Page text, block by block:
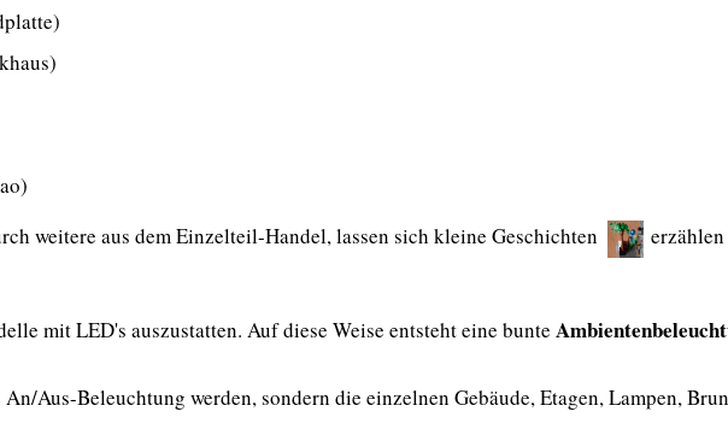
weitere aus dem Einzelteil-Handel, lassen sich kleine Geschichten
mit LED's auszustatten. Auf diese Weise entsteht eine bunte
Aus-Beleuchtung werden, sondern die einzelnen Gebäude, Etagen, Lampen,